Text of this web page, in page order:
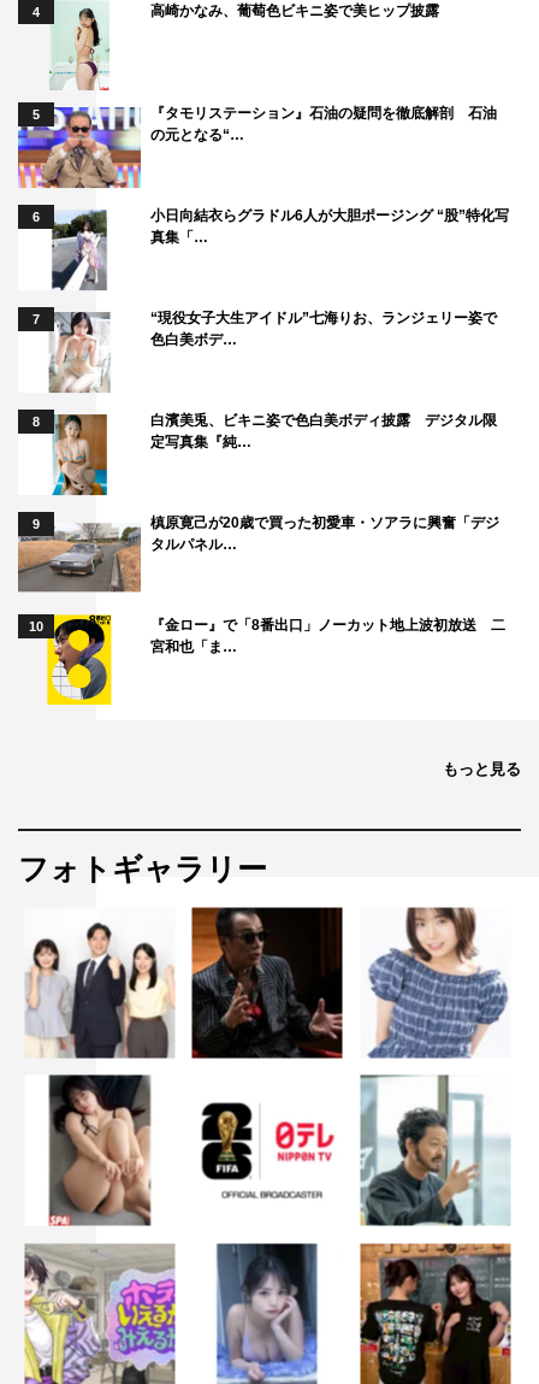
4 高崎かなみ、葡萄色ビキニ姿で美ヒップ披露
5
『タモリステーション』石油の疑問を徹底解剖 石油
の元となる“…
6
小日向結衣らグラドル6人が大胆ポージング “股”特化写
真集「…
7
“現役女子大生アイドル”七海りお、ランジェリー姿で
色白美ボデ…
8
白濱美兎、ビキニ姿で色白美ボディ披露 デジタル限
定写真集『純…
9
槙原寛己が20歳で買った初愛車・ソアラに興奮「デジ
タルパネル…
10
『金ロー』で「8番出口」ノーカット地上波初放送 二
宮和也「ま…
もっと見る
フォトギャラリー